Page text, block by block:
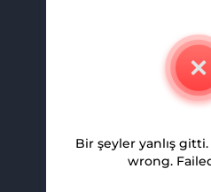
İletişim
Kariyer
Ortaklık
Bir şeyler yanlış
wrong.